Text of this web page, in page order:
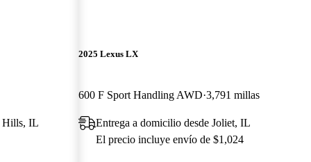
Hills, IL
2025 Lexus LX
600 F Sport Handling AWD 3,791 millas
Entrega a domicilio desde Joliet, IL
El precio incluye envío de $1,024